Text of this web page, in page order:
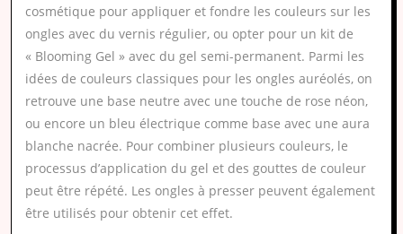
cosmétique pour appliquer et fondre les couleurs sur les
ongles avec du vernis régulier, ou opter pour un kit de
« Blooming Gel » avec du gel semi-permanent. Parmi les
idées de couleurs classiques pour les ongles auréolés, on
retrouve une base neutre avec une touche de rose néon,
ou encore un bleu électrique comme base avec une aura
blanche nacrée. Pour combiner plusieurs couleurs, le
processus d’application du gel et des gouttes de couleur
peut être répété. Les ongles à presser peuvent également
être utilisés pour obtenir cet effet.